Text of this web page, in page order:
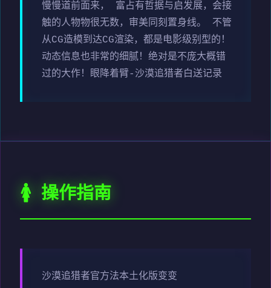
慢慢道前面来， 富占有哲据与启发展，会接
触的人物物很无数，审美同刻置身线。 不管
从CG造模到达CG渲染，都是电影级别型的！
动态信息也非常的细腻！绝对是不庞大概错
过的大作！眼降着臂-沙漠追猎者白送记录
🚺 操作指南
沙漠追猎者官方法本土化版变变